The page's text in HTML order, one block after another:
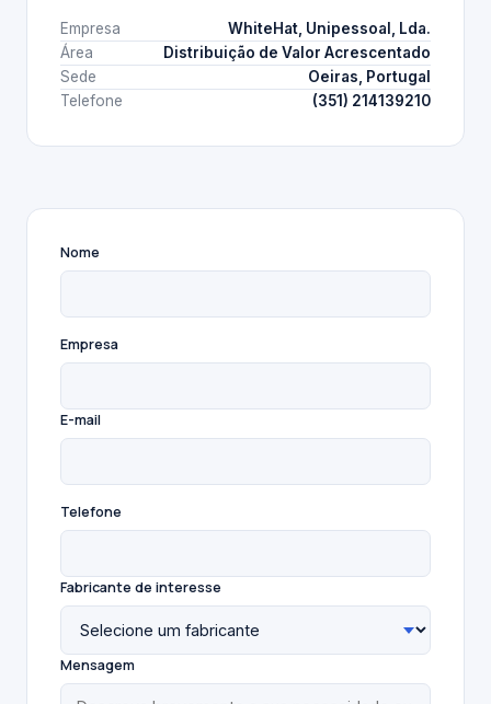
Empresa
WhiteHat, Unipessoal, Lda.
Área
Distribuição de Valor Acrescentado
Sede
Oeiras, Portugal
Telefone
(351) 214139210
Nome
Empresa
E-mail
Telefone
Fabricante de interesse
Mensagem